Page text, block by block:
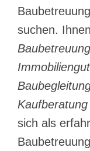
suchen.
sich als